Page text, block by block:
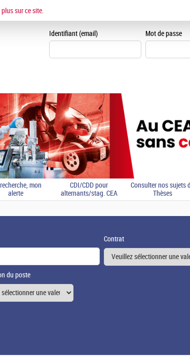
Identifiant (email) Mot de passe
mon
alerte
CDI/CDD pour
alternants/stag. CEA
Consulter nos sujets
Thèses
Contrat
du poste
sur ce site.